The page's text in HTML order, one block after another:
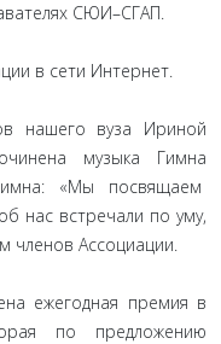
СЮИ–СГАП.
в сети Интернет.
вуза Ириной
музыка Гимна
«Мы посвящаем
нас встречали по уму,
членов Ассоциации.
ежегодная премия в
по предложению